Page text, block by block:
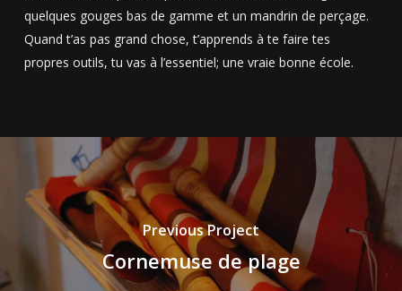
quelques gouges bas de gamme et un mandrin de perçage.
Quand t’as pas grand chose, t’apprends à te faire tes
propres outils, tu vas à l’essentiel; une vraie bonne école.
Previous Project
Cornemuse de plage